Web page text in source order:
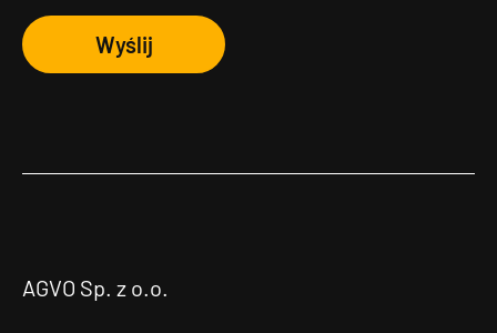
Wyślij
AGVO Sp. z o.o.